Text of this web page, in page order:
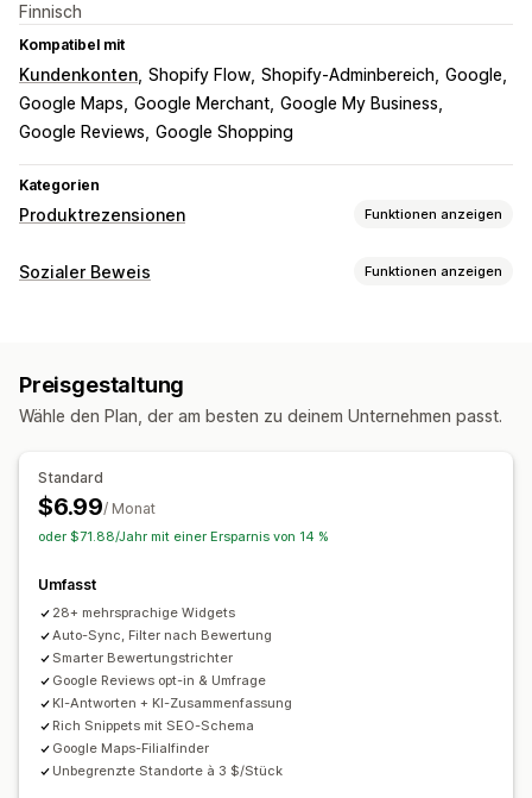
Finnisch
Kompatibel mit
Kundenkonten Shopify Flow Shopify-Adminbereich Google
Google Maps Google Merchant Google My Business
Google Reviews Google Shopping
Kategorien
Produktrezensionen Funktionen anzeigen
Anzeigeoptionen
Rezensions-Highlights
Zusammenfassungen der Rezensionen Filterung
Wege zum Einholen von Rezensionen
Popups Formulare
Import und Export Migration von Rezensionen
Sozialer Beweis Funktionen anzeigen
Anzeigeoptionen
Analysen
Engagement-Tracking
Preisgestaltung
Wähle den Plan, der am besten zu deinem Unternehmen passt.
Standard
$6.99/ Monat
oder $71.88/Jahr mit einer Ersparnis von 14 %
Umfasst
28+ mehrsprachige Widgets
Auto-Sync, Filter nach Bewertung
Smarter Bewertungstrichter
Google Reviews opt-in & Umfrage
KI-Antworten + KI-Zusammenfassung
Rich Snippets mit SEO-Schema
Google Maps-Filialfinder
Unbegrenzte Standorte à 3 $/Stück